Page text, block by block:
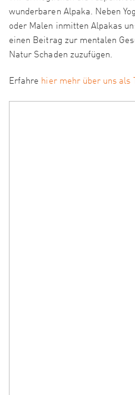
wunderbaren Alpaka. Neben
oder Malen inmitten Alpakas
einen Beitrag zur mentalen
Natur Schaden zuzufügen.
Erfahre hier mehr über uns als